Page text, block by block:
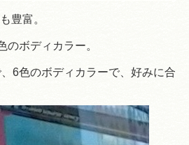
豊富。
のボディカラー。
6色のボディカラーで、好みに合